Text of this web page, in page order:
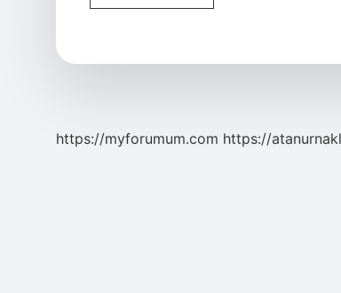
Açmak
https://myforumum.com https://